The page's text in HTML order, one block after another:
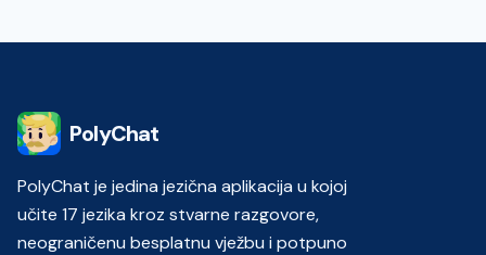
PolyChat
PolyChat je jedina jezična aplikacija u kojoj
učite 17 jezika kroz stvarne razgovore,
neograničenu besplatnu vježbu i potpuno